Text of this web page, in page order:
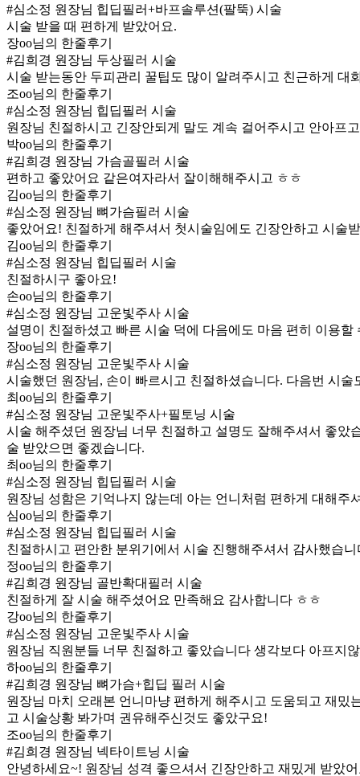
#심소정 원장님 힙딥필러+바프솔루션(팔뚝) 시술
시술 받을 때 편하게 받았어요.
장oo님의 한줄후기
#김희경 원장님 두상필러 시술
시술 받는동안 두피관리 꿀팁도 많이 알려주시고 친근하게
조oo님의 한줄후기
#심소정 원장님 힙딥필러 시술
원장님 친절하시고 긴장안되게 말도 계속 걸어주시고 안아프
박oo님의 한줄후기
#김희경 원장님 가슴골필러 시술
편하고 좋았어요 같은여자라서 잘이해해주시고 ㅎㅎ
김oo님의 한줄후기
#심소정 원장님 뼈가슴필러 시술
좋았어요! 친절하게 해주셔서 첫시술임에도 긴장안하고 시술
김oo님의 한줄후기
#심소정 원장님 힙딥필러 시술
친절하시구 좋아요!
손oo님의 한줄후기
#심소정 원장님 고운빛주사 시술
설명이 친절하셨고 빠른 시술 덕에 다음에도 마음 편히 이용할
장oo님의 한줄후기
#심소정 원장님 고운빛주사 시술
시술했던 원장님, 손이 빠르시고 친절하셨습니다. 다음번 시술
최oo님의 한줄후기
#심소정 원장님 고운빛주사+필토닝 시술
시술 해주셨던 원장님 너무 친절하고 설명도 잘해주셔서 좋
술 받았으면 좋겠습니다.
최oo님의 한줄후기
#심소정 원장님 힙딥필러 시술
원장님 성함은 기억나지 않는데 아는 언니처럼 편하게 대해주
심oo님의 한줄후기
#심소정 원장님 힙딥필러 시술
친절하시고 편안한 분위기에서 시술 진행해주셔서 감사했습니
정oo님의 한줄후기
#김희경 원장님 골반확대필러 시술
친절하게 잘 시술 해주셨어요 만족해요 감사합니다 ㅎㅎ
강oo님의 한줄후기
#심소정 원장님 고운빛주사 시술
원장님 직원분들 너무 친절하고 좋았습니다 생각보다 아프지
하oo님의 한줄후기
#김희경 원장님 뼈가슴+힙딥 필러 시술
원장님 마치 오래본 언니마냥 편하게 해주시고 도움되고 재
고 시술상황 봐가며 권유해주신것도 좋았구요!
조oo님의 한줄후기
#김희경 원장님 넥타이트닝 시술
안녕하세요~! 원장님 성격 좋으셔서 긴장안하고 재밌게 받았